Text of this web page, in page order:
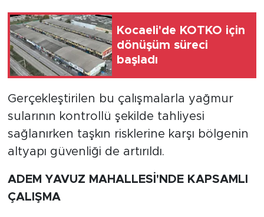
Kocaeli'de KOTKO için
dönüşüm süreci
başladı
Gerçekleştirilen bu çalışmalarla yağmur
sularının kontrollü şekilde tahliyesi
sağlanırken taşkın risklerine karşı bölgenin
altyapı güvenliği de artırıldı.
ADEM YAVUZ MAHALLESİ'NDE KAPSAMLI
ÇALIŞMA